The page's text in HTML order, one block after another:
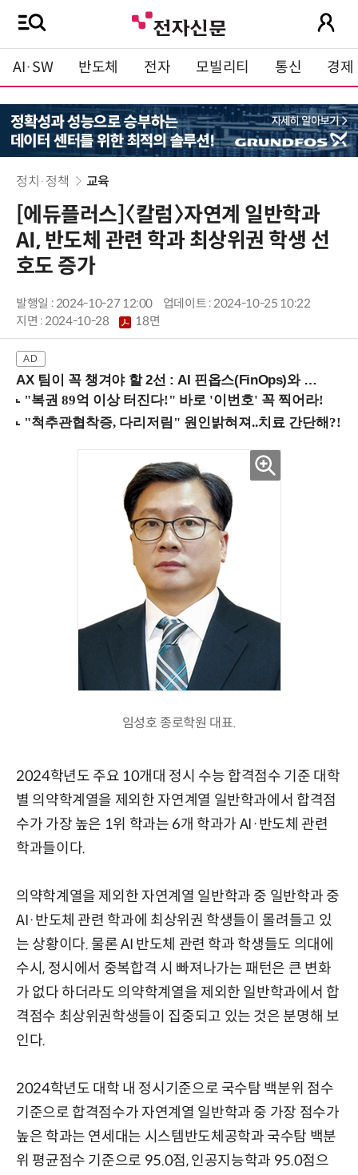
AI·SW 반도체 전자 모빌리티 통신 경제
정치·정책 교육
[에듀플러스]〈칼럼〉자연계 일반학과
AI, 반도체 관련 학과 최상위권 학생 선
호도 증가
발행일 : 2024-10-27 12:00
업데이트 : 2024-10-25 10:22
지면 :2024-10-28 18면
AX 팀이 꼭 챙겨야 할 2선 : AI 핀옵스(FinOps)와 토큰 거버넌스 (8/21 잠실역)
임성호 종로학원 대표.
2024학년도 주요 10개대 정시 수능 합격점수 기준 대학
별 의약학계열을 제외한 자연계열 일반학과에서 합격점
수가 가장 높은 1위 학과는 6개 학과가 AI·반도체 관련
학과들이다.
의약학계열을 제외한 자연계열 일반학과 중 일반학과 중
AI·반도체 관련 학과에 최상위권 학생들이 몰려들고 있
는 상황이다. 물론 AI 반도체 관련 학과 학생들도 의대에
수시, 정시에서 중복합격 시 빠져나가는 패턴은 큰 변화
가 없다 하더라도 의약학계열을 제외한 일반학과에서 합
격점수 최상위권학생들이 집중되고 있는 것은 분명해 보
인다.
2024학년도 대학 내 정시기준으로 국수탐 백분위 점수
기준으로 합격점수가 자연계열 일반학과 중 가장 점수가
높은 학과는 연세대는 시스템반도체공학과 국수탐 백분
위 평균점수 기준으로 95.0점, 인공지능학과 95.0점으